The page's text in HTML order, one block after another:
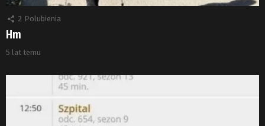
2 Polubienia
Hm
5 lat temu